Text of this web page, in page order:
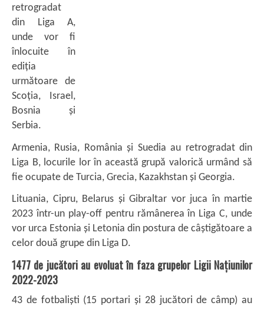
retrogradat
din Liga A,
unde vor fi
înlocuite în
ediția
următoare de
Scoția, Israel,
Bosnia și
Serbia.
Armenia, Rusia, România și Suedia au retrogradat din
Liga B, locurile lor în această grupă valorică urmând să
fie ocupate de Turcia, Grecia, Kazakhstan și Georgia.
Lituania, Cipru, Belarus și Gibraltar vor juca în martie
2023 într-un play-off pentru rămânerea în Liga C, unde
vor urca Estonia și Letonia din postura de câștigătoare a
celor două grupe din Liga D.
1477 de jucători au evoluat în faza grupelor Ligii Națiunilor
2022-2023
43 de fotbaliști (15 portari și 28 jucători de câmp) au